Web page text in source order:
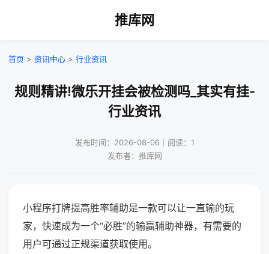
推库网
首页 > 资讯中心 > 行业资讯
规则精讲!微乐开挂会被检测吗_其实有挂-
行业资讯
发布时间：2026-08-06｜阅读：1
发布者：推库网
小程序打牌提高胜率辅助是一款可以让一直输的玩
家，快速成为一个“必胜”的输赢辅助神器，有需要的
用户可通过正规渠道获取使用。